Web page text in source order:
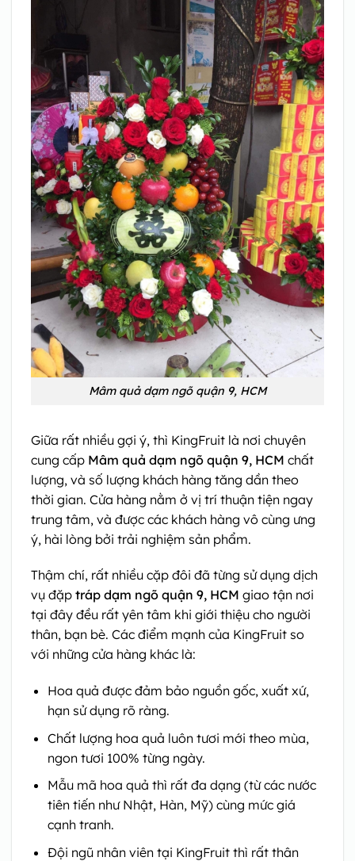
Mâm quả dạm ngõ quận 9, HCM
Giữa rất nhiều gợi ý, thì KingFruit là nơi chuyên
cung cấp Mâm quả dạm ngõ quận 9, HCM chất
lượng, và số lượng khách hàng tăng dần theo
thời gian. Cửa hàng nằm ở vị trí thuận tiện ngay
trung tâm, và được các khách hàng vô cùng ưng
ý, hài lòng bởi trải nghiệm sản phẩm.
Thậm chí, rất nhiều cặp đôi đã từng sử dụng dịch
vụ đặp tráp dạm ngõ quận 9, HCM giao tận nơi
tại đây đều rất yên tâm khi giới thiệu cho người
thân, bạn bè. Các điểm mạnh của KingFruit so
với những cửa hàng khác là:
Hoa quả được đảm bảo nguồn gốc, xuất xứ,
hạn sử dụng rõ ràng.
Chất lượng hoa quả luôn tươi mới theo mùa,
ngon tươi 100% từng ngày.
Mẫu mã hoa quả thì rất đa dạng (từ các nước
tiên tiến như Nhật, Hàn, Mỹ) cùng mức giá
cạnh tranh.
Đội ngũ nhân viên tại KingFruit thì rất thân